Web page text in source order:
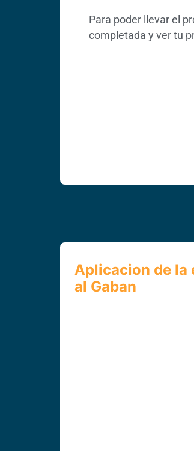
Para poder llevar el
completada y ver tu
Aplicacion de la
al Gaban